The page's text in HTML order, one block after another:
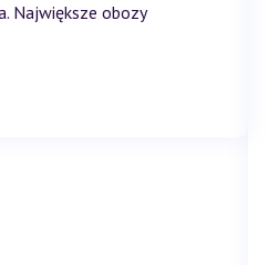
Największe obozy